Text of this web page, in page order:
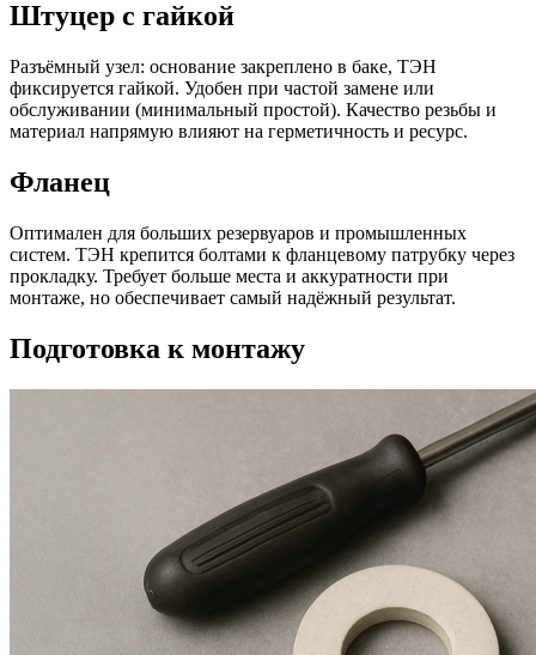
Штуцер с гайкой
Разъёмный узел: основание закреплено в баке, ТЭН
фиксируется гайкой. Удобен при частой замене или
обслуживании (минимальный простой). Качество резьбы и
материал напрямую влияют на герметичность и ресурс.
Фланец
Оптимален для больших резервуаров и промышленных
систем. ТЭН крепится болтами к фланцевому патрубку через
прокладку. Требует больше места и аккуратности при
монтаже, но обеспечивает самый надёжный результат.
Подготовка к монтажу